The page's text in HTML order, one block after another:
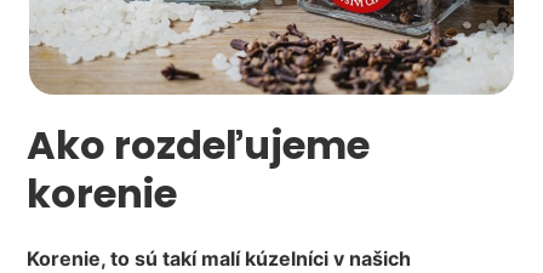
Ako rozdeľujeme
korenie
Korenie, to sú takí malí kúzelníci v našich